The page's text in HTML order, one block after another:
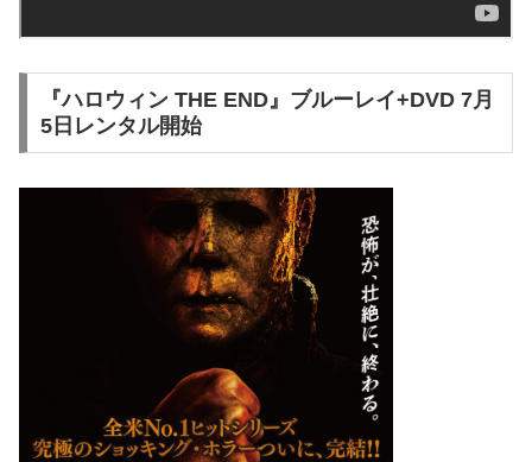
『ハロウィン THE END』ブルーレイ+DVD 7⽉
5⽇レンタル開始